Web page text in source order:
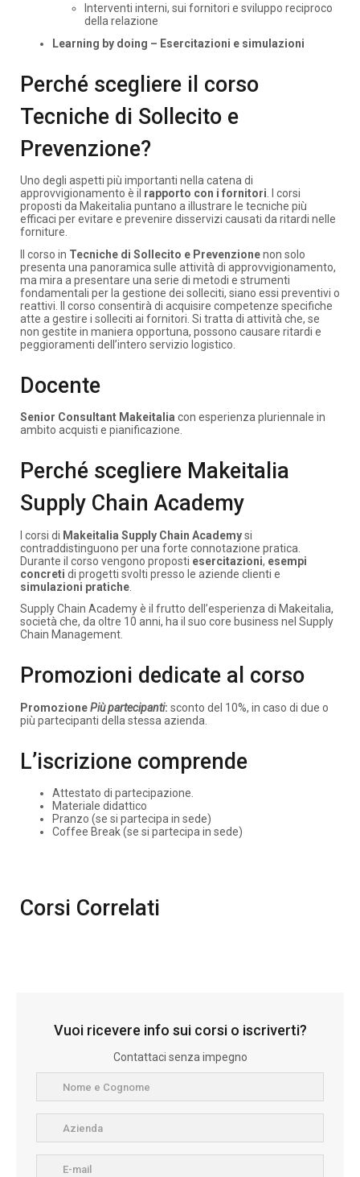
Interventi interni, sui fornitori e sviluppo reciproco
della relazione
Learning by doing – Esercitazioni e simulazioni
Perché scegliere il corso
Tecniche di Sollecito e
Prevenzione?
Uno degli aspetti più importanti nella catena di
approvvigionamento è il rapporto con i fornitori . I corsi
proposti da Makeitalia puntano a illustrare le tecniche più
efficaci per evitare e prevenire disservizi causati da ritardi nelle
forniture.
Il corso in Tecniche di Sollecito e Prevenzionenon solo
presenta una panoramica sulle attività di approvvigionamento,
ma mira a presentare una serie di metodi e strumenti
fondamentali per la gestione dei solleciti, siano essi preventivi o
reattivi. Il corso consentirà di acquisire competenze specifiche
atte a gestire i solleciti ai fornitori. Si tratta di attività che, se
non gestite in maniera opportuna, possono causare ritardi e
peggioramenti dell’intero servizio logistico.
Docente
Senior Consultant Makeitalia con esperienza pluriennale in
ambito acquisti e pianificazione.
Perché scegliere Makeitalia
Supply Chain Academy
I corsi di Makeitalia Supply Chain Academysi
contraddistinguono per una forte connotazione pratica.
Durante il corso vengono proposti esercitazioni, esempi
concreti di progetti svolti presso le aziende clienti e
simulazioni pratiche
Supply Chain Academy è il frutto dell’esperienza di Makeitalia,
società che, da oltre 10 anni, ha il suo core business nel Supply
Chain Management.
Promozioni dedicate al corso
PromozionePiù partecipanti: sconto del 10%, in caso di due o
più partecipanti della stessa azienda.
L’iscrizione comprende
Attestato di partecipazione.
Materiale didattico
Pranzo (se si partecipa in sede)
Coffee Break (se si partecipa in sede)
Corsi Correlati
Vuoi ricevere info sui corsi o iscriverti?
Contattaci senza impegno